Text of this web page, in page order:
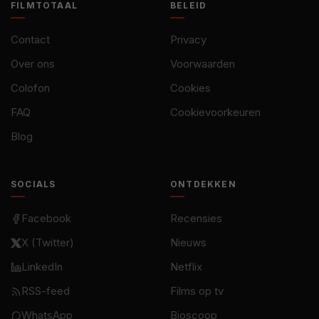
FILMTOTAAL
Contact
Over ons
Colofon
FAQ
Blog
BELEID
Privacy
Voorwaarden
Cookies
Cookievoorkeuren
SOCIALS
Facebook
X (Twitter)
LinkedIn
RSS-feed
WhatsApp
ONTDEKKEN
Recensies
Nieuws
Netflix
Films op tv
Bioscoop